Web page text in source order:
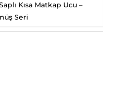
Kısa Matkap Ucu –
Seri